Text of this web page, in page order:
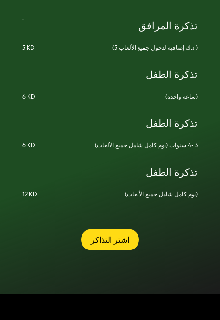
.
تذكرة المرافق
5 KD (5 د.ك إضافية لدخول جميع الألعاب )
تذكرة الطفل
6 KD (ساعة واحدة)
تذكرة الطفل
6 KD (يوم كامل شامل جميع الألعاب) 3 -4 سنوات
تذكرة الطفل
12 KD (يوم كامل شامل جميع الألعاب)
اشتر التذاكر